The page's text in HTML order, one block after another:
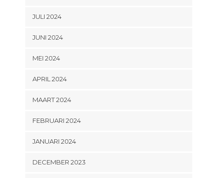
JULI 2024
JUNI 2024
MEI 2024
APRIL 2024
MAART 2024
FEBRUARI 2024
JANUARI 2024
DECEMBER 2023